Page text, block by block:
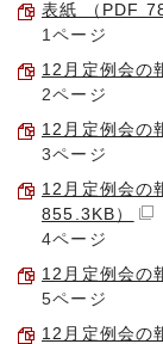
表紙 （PDF
1ページ
12月定例会の
2ページ
12月定例会の
3ページ
12月定例会
855.3KB）
4ページ
12月定例会の
5ページ
12月定例会の